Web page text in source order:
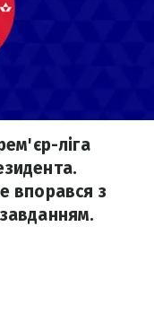
ліга
впорався з